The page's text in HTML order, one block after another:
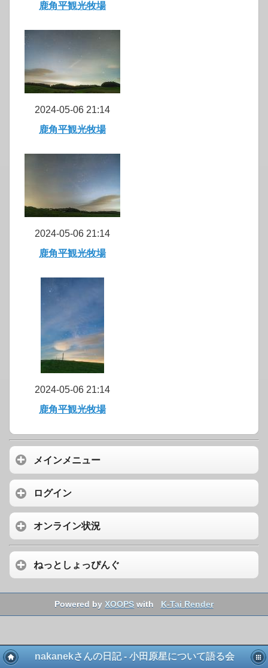
鹿角平観光牧場
2024-05-06 21:14
鹿角平観光牧場
2024-05-06 21:14
鹿角平観光牧場
2024-05-06 21:14
鹿角平観光牧場
メインメニュー
ログイン
オンライン状況
ねっとしょっぴんぐ
Powered byXOOPS with K-Tai Render
nakanekさんの日記 - 小田原星について語る会